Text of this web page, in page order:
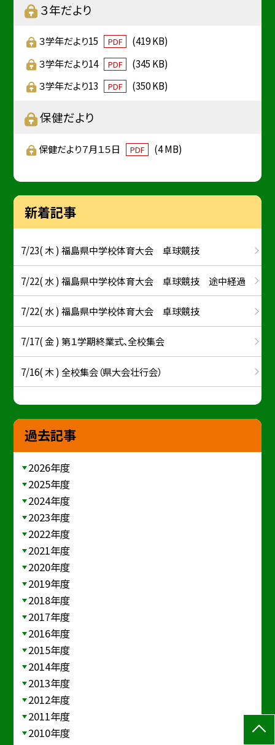
３年だより
３学年だより15 PDF
(419 KB)
３学年だより14
PDF
(345 KB)
３学年だより13
PDF (350 KB)
保健だより
保健だより７月１５日 PDF (4 MB)
新着記事
7/23( 木 ) 福島県中学校体育大会 卓球競技
7/22( 水 ) 福島県中学校体育大会 卓球競技 途中経過
7/22( 水 ) 福島県中学校体育大会 卓球競技
7/17( 金 ) 第１学期終業式、全校集会
7/16( 木 ) 全校集会（県大会壮行会）
過去記事
2026年度
2025年度
2024年度
2023年度
2022年度
2021年度
2020年度
2019年度
2018年度
2017年度
2016年度
2015年度
2014年度
2013年度
2012年度
2011年度
2010年度